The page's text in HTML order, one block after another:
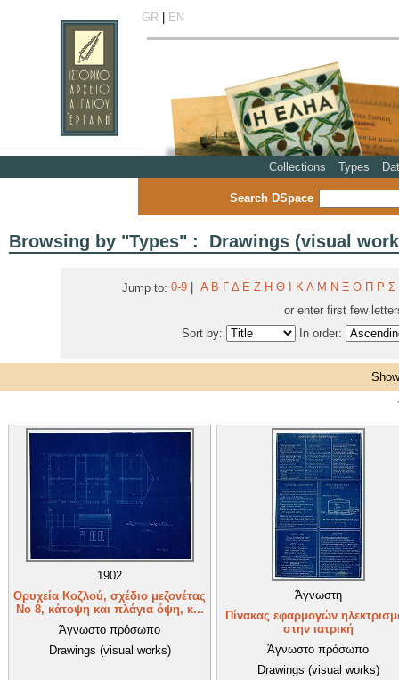
GR| EN
Collections Types
Search DSpace
Browsing by "Types" : Drawings (visual
Jump to: 0-9 Α Β Γ Δ Ε Ζ Η Θ Κ Λ Μ Ν Ξ Ο Π Ρ Σ
or enter first few
Sort by:
In order:
1902
Ορυχεία Κοζλού, σχέδιο μεζονέτας
Νο 8, κάτοψη και πλάγια όψη, κ...
Άγνωστο πρόσωπο
Drawings (visual works)
Άγνωστη
Πίνακας εφαρμογών
στην ιατρική
Άγνωστο πρόσωπο
Drawings (visual works)